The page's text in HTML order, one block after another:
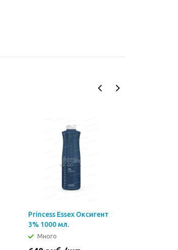
Princess Essex Оксигент
3% 1000 мл.
Много